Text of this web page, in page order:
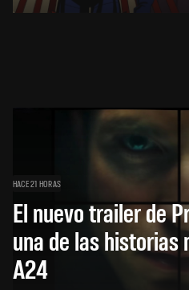
HACE 21 HORAS
El nuevo trailer de
una de las historias
A24